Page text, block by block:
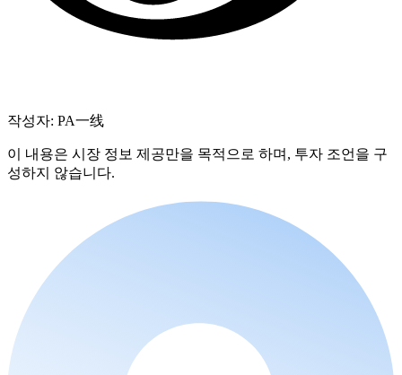
작성자: PA一线
이 내용은 시장 정보 제공만을 목적으로 하며, 투자 조언을 구
성하지 않습니다.